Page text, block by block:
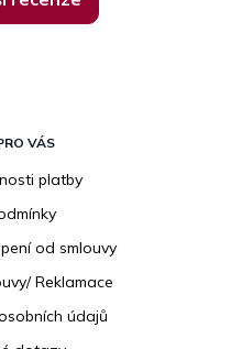
VÁS
platby
od smlouvy
Reklamace
údajů